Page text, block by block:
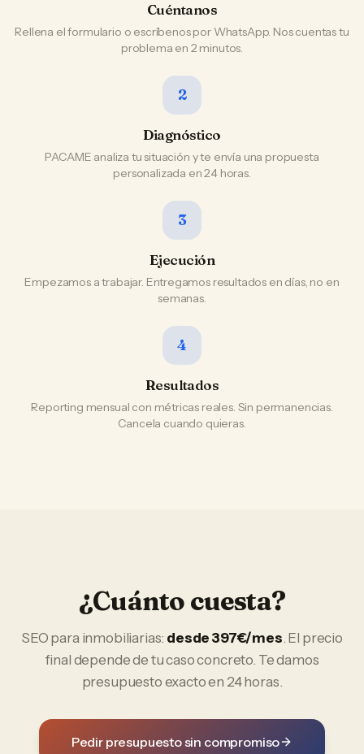
Cuéntanos
Rellena el formulario o escríbenos por WhatsApp. Nos cuentas tu
problema en 2 minutos.
2
Diagnóstico
PACAME analiza tu situación y te envía una propuesta
personalizada en 24 horas.
3
Ejecución
Empezamos a trabajar. Entregamos resultados en días, no en
semanas.
4
Resultados
Reporting mensual con métricas reales. Sin permanencias.
Cancela cuando quieras.
¿Cuánto cuesta?
SEO para inmobiliarias: desde 397€/mes. El precio
final depende de tu caso concreto. Te damos
presupuesto exacto en 24 horas.
Pedir presupuesto sin compromiso